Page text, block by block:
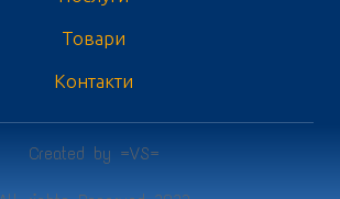
Товари
Контакти
Created by =VS=